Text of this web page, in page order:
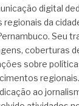
digital
regionais da
Seu
coberturas
sobre
ao